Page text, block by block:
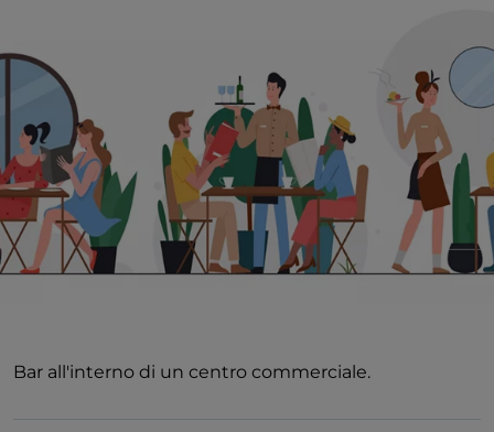
Bar all'interno di un centro commerciale.